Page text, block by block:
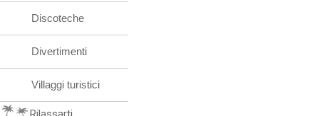
Discoteche
Divertimenti
Villaggi turistici